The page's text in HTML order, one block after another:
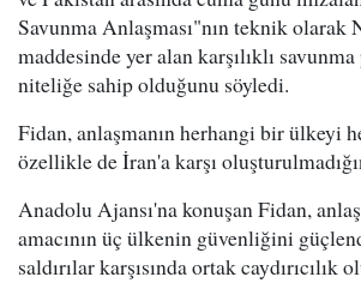
Savunma Anlaşması"nın teknik olarak
maddesinde yer alan karşılıklı
niteliğe sahip olduğunu söyledi.
Fidan, anlaşmanın herhangi bir ülkeyi
özellikle de İran'a karşı
Anadolu Ajansı'na konuşan Fidan,
amacının üç ülkenin güvenliğini
saldırılar karşısında ortak caydırıcılık